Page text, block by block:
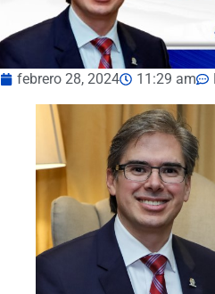
febrero 28, 2024 11:29 am